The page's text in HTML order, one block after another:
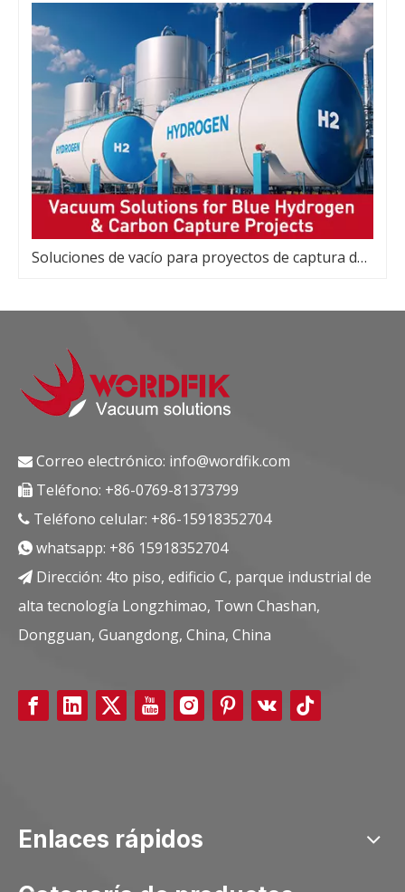
Soluciones de vacío para proyectos de captura de carbono e hidrógeno azul
 Correo electrónico: info@wordfik.com
 Teléfono: +86-0769-81373799
 Teléfono celular: +86-15918352704
 whatsapp: +86 15918352704
 Dirección: 4to piso, edificio C, parque industrial de
alta tecnología Longzhimao, Town Chashan,
Dongguan, Guangdong, China, China
Enlaces rápidos